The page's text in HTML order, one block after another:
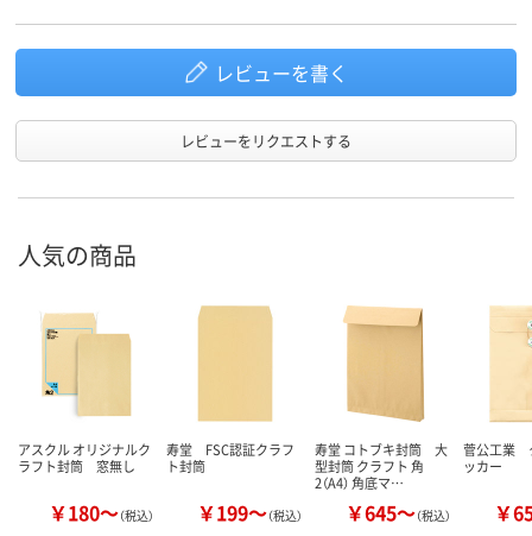
レビューを書く
レビューをリクエストする
人気の商品
アスクル オリジナルク
ラフト封筒 窓無し
￥180～（税込）
寿堂 FSC認証クラフ
ト封筒
￥199～（税込）
寿堂 コトブキ封筒 大
型封筒 クラフト 角
2（A4） 角底マ…
￥645～（税込）
菅公工業
ッカー
￥